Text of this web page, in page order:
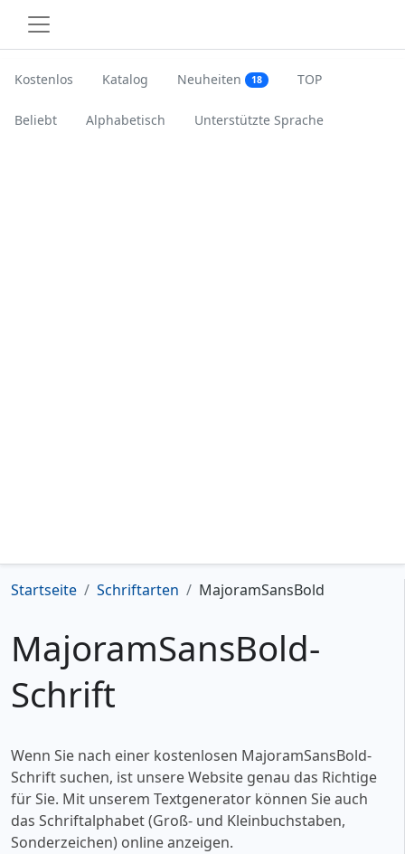
Kostenlos Katalog Neuheiten 18 TOP
Beliebt Alphabetisch Unterstützte Sprache
Startseite Schriftarten MajoramSansBold
MajoramSansBold-
Schrift
Wenn Sie nach einer kostenlosen MajoramSansBold-
Schrift suchen, ist unsere Website genau das Richtige
für Sie. Mit unserem Textgenerator können Sie auch
das Schriftalphabet (Groß- und Kleinbuchstaben,
Sonderzeichen) online anzeigen.